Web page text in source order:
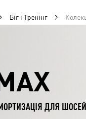
Біг і Тренінг
ДЛЯ